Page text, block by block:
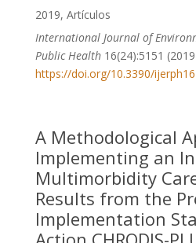
2019, Artículos
International Journal of
Public Health16(24):5151
https://doi.org/10.3390/
A Methodological
Implementing an
Multimorbidity
Results from the
Implementation